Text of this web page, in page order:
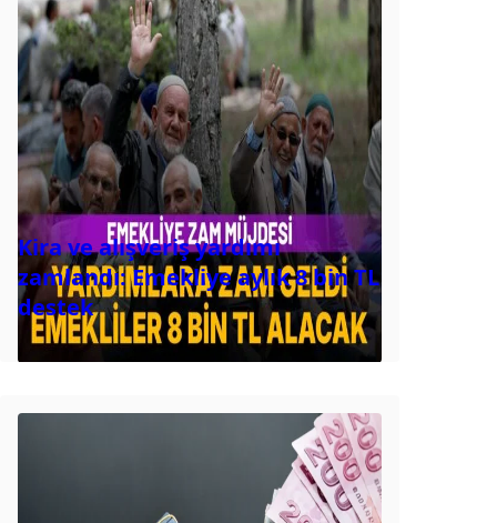
Kira ve alışveriş yardımı
zamlandı: Emekliye aylık 8 bin TL
destek